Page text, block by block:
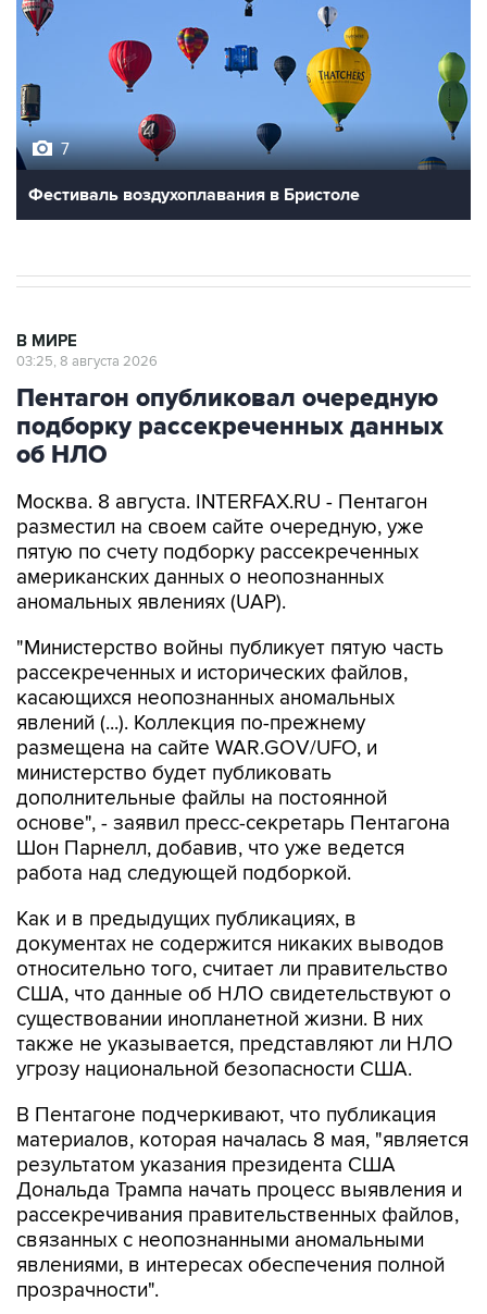
7
Фестиваль воздухоплавания в Бристоле
В МИРЕ
03:25, 8 августа 2026
Пентагон опубликовал очередную
подборку рассекреченных данных
об НЛО
Москва. 8 августа. INTERFAX.RU - Пентагон
разместил на своем сайте очередную, уже
пятую по счету подборку рассекреченных
американских данных о неопознанных
аномальных явлениях (UAP).
"Министерство войны публикует пятую часть
рассекреченных и исторических файлов,
касающихся неопознанных аномальных
явлений (...). Коллекция по-прежнему
размещена на сайте WAR.GOV/UFO, и
министерство будет публиковать
дополнительные файлы на постоянной
основе", - заявил пресс-секретарь Пентагона
Шон Парнелл, добавив, что уже ведется
работа над следующей подборкой.
Как и в предыдущих публикациях, в
документах не содержится никаких выводов
относительно того, считает ли правительство
США, что данные об НЛО свидетельствуют о
существовании инопланетной жизни. В них
также не указывается, представляют ли НЛО
угрозу национальной безопасности США.
В Пентагоне подчеркивают, что публикация
материалов, которая началась 8 мая, "является
результатом указания президента США
Дональда Трампа начать процесс выявления и
рассекречивания правительственных файлов,
связанных с неопознанными аномальными
явлениями, в интересах обеспечения полной
прозрачности".